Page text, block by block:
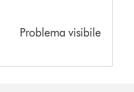
Problema visibile